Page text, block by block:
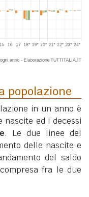
popolazione
in un anno è
ed i decessi
. Le due linee del
delle nascite e
del saldo
fra le due